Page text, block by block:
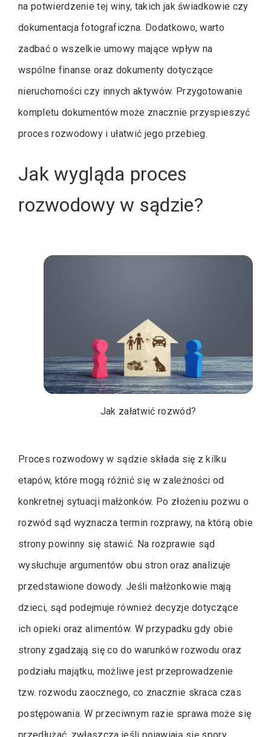
na potwierdzenie tej winy, takich jak świadkowie czy
dokumentacja fotograficzna. Dodatkowo, warto
zadbać o wszelkie umowy mające wpływ na
wspólne finanse oraz dokumenty dotyczące
nieruchomości czy innych aktywów. Przygotowanie
kompletu dokumentów może znacznie przyspieszyć
proces rozwodowy i ułatwić jego przebieg.
Jak wygląda proces
rozwodowy w sądzie?
Jak załatwić rozwód?
Proces rozwodowy w sądzie składa się z kilku
etapów, które mogą różnić się w zależności od
konkretnej sytuacji małżonków. Po złożeniu pozwu o
rozwód sąd wyznacza termin rozprawy, na którą obie
strony powinny się stawić. Na rozprawie sąd
wysłuchuje argumentów obu stron oraz analizuje
przedstawione dowody. Jeśli małżonkowie mają
dzieci, sąd podejmuje również decyzje dotyczące
ich opieki oraz alimentów. W przypadku gdy obie
strony zgadzają się co do warunków rozwodu oraz
podziału majątku, możliwe jest przeprowadzenie
tzw. rozwodu zaocznego, co znacznie skraca czas
postępowania. W przeciwnym razie sprawa może się